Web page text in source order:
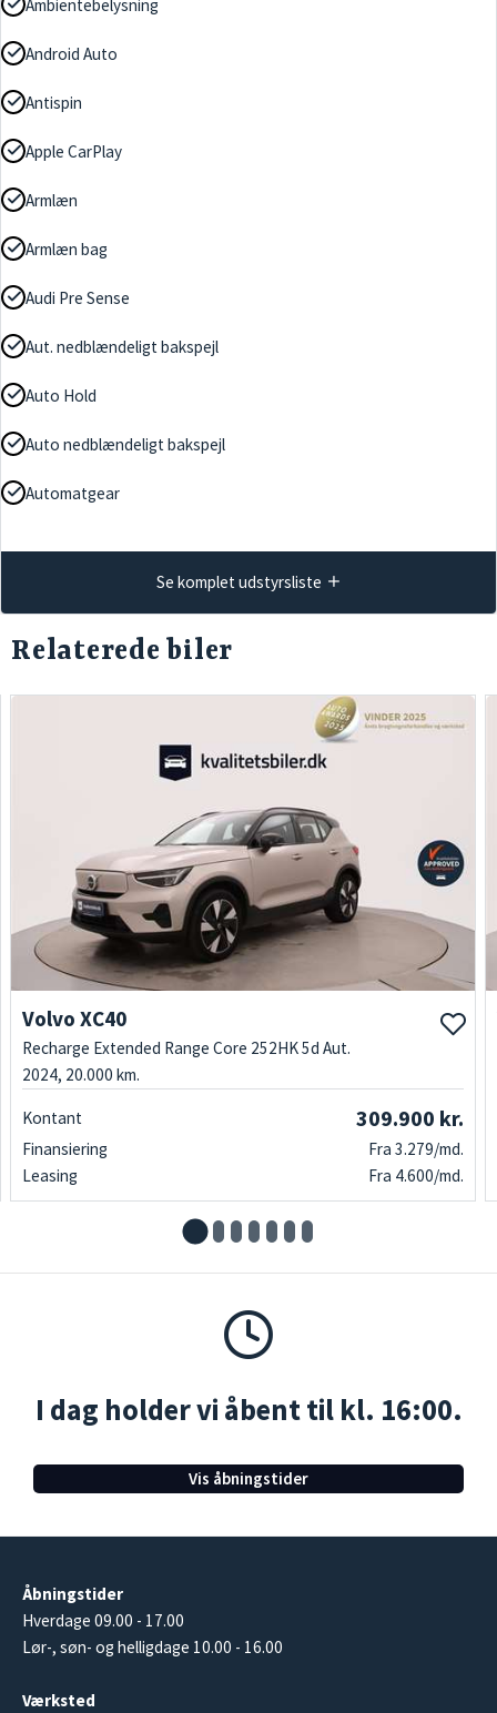
Ambientebelysning
Android Auto
Antispin
Apple CarPlay
Armlæn
Armlæn bag
Audi Pre Sense
Aut. nedblændeligt bakspejl
Auto Hold
Auto nedblændeligt bakspejl
Automatgear
Se komplet udstyrsliste
Relaterede biler
Volvo XC40
Recharge Extended Range Core 252HK 5d Aut.
2024, 20.000 km.
Kontant 309.900 kr.
Finansiering
Fra 3.279/md.
Leasing
Fra 4.600/md.
I dag holder vi åbent til kl. 16:00.
Vis åbningstider
Åbningstider
Hverdage 09.00 - 17.00
Lør-, søn- og helligdage 10.00 - 16.00
Værksted